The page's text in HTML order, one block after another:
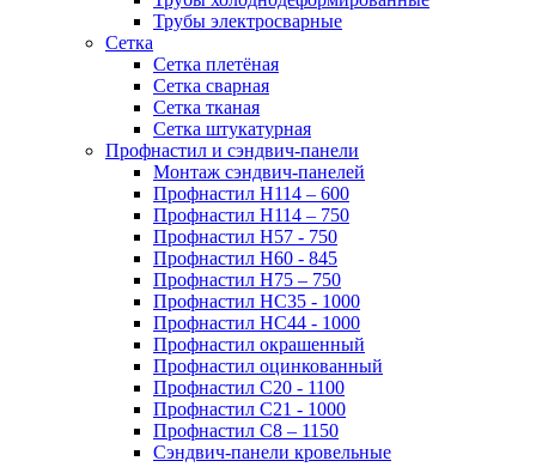
Трубы электросварные
Сетка
Сетка плетёная
Сетка сварная
Сетка тканая
Сетка штукатурная
Профнастил и сэндвич-панели
Монтаж сэндвич-панелей
Профнастил Н114 – 600
Профнастил Н114 – 750
Профнастил Н57 - 750
Профнастил Н60 - 845
Профнастил Н75 – 750
Профнастил НС35 - 1000
Профнастил НС44 - 1000
Профнастил окрашенный
Профнастил оцинкованный
Профнастил С20 - 1100
Профнастил С21 - 1000
Профнастил С8 – 1150
Сэндвич-панели кровельные